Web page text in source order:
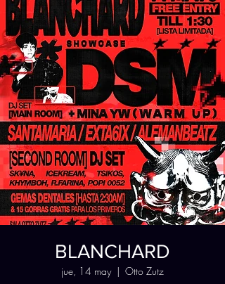
BLANCHARD
jue, 14 may
  |
Otto Zutz